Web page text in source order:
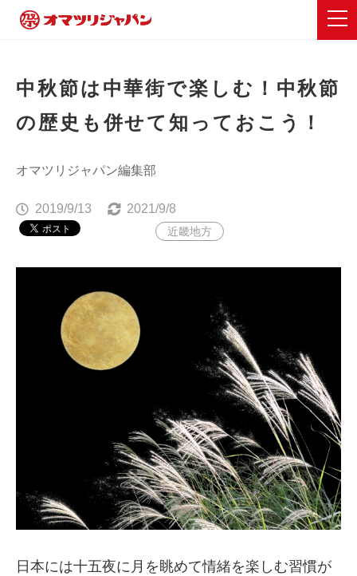
中秋節は中華街で楽しむ！中秋節
の歴史も併せて知っておこう！
オマツリジャパン編集部
2019/9/13 2021/9/8
近畿地方
日本には十五夜に月を眺めて情緒を楽しむ習慣が